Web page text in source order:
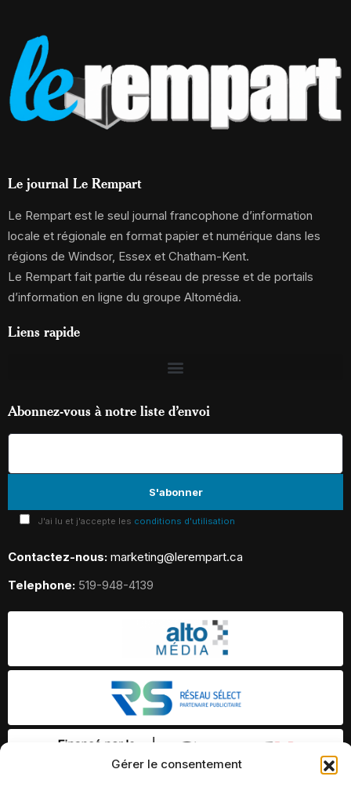
Gérer le consentement
Le journal Le Rempart
Le Rempart est le seul journal francophone d’information
locale et régionale en format papier et numérique dans les
régions de Windsor, Essex et Chatham-Kent.
Le Rempart fait partie du réseau de presse et de portails
d’information en ligne du groupe Altomédia.
Liens rapide
Abonnez-vous à notre liste d’envoi
J'ai lu et j'accepte les conditions d'utilisation
Contactez-nous: marketing@lerempart.ca
Telephone: 519-948-4139